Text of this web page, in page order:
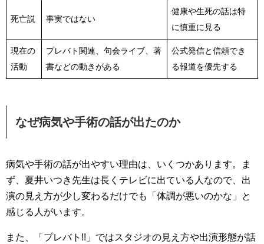
死亡説 事実ではない
健康や生死の話は特
に慎重に見る
現在の
活動
プレバト関連、句会ライブ、著
書などの動きがある
公式発信と信頼でき
る報道を優先する
なぜ病気や手術の話が出たのか
病気や手術の話が出やすい理由は、いくつかあります。ま
ず、夏井いつき先生は長くテレビに出ている人なので、出
演の見え方が少し変わるだけでも「体調が悪いのかな」と
感じる人がいます。
また、「プレバト!!」ではスタジオの見え方や出演形態が話